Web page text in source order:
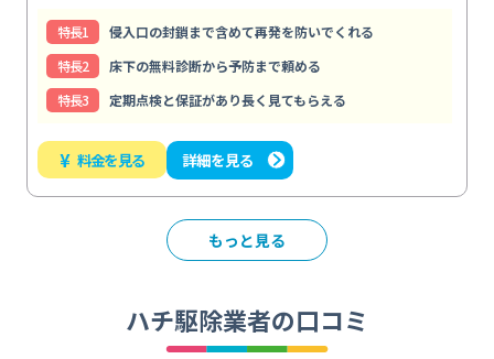
特⻑1
侵入口の封鎖まで含めて再発を防いでくれる
特⻑2
床下の無料診断から予防まで頼める
特⻑3
定期点検と保証があり長く見てもらえる
¥ 料金を見る 詳細を見る
もっと見る
ハチ駆除業者の口コミ